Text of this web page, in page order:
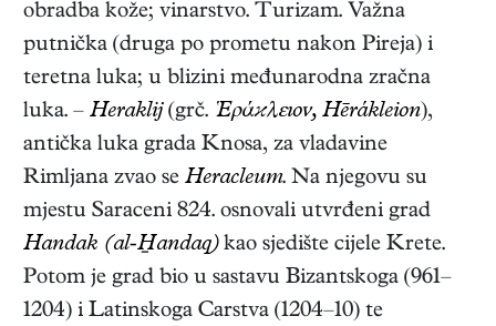
obradba kože; vinarstvo. Turizam. Važna
putnička (druga po prometu nakon Pireja) i
teretna luka; u blizini međunarodna zračna
luka. – Heraklij (grč. Ἑράϰλεıον, Hērákleion),
antička luka grada Knosa, za vladavine
Rimljana zvao se Heracleum. Na njegovu su
mjestu Saraceni 824. osnovali utvrđeni grad
Handak (al-andaq)kao sjedište cijele Krete.
Potom je grad bio u sastavu Bizantskoga (961–
1204) i Latinskoga Carstva (1204–10) te